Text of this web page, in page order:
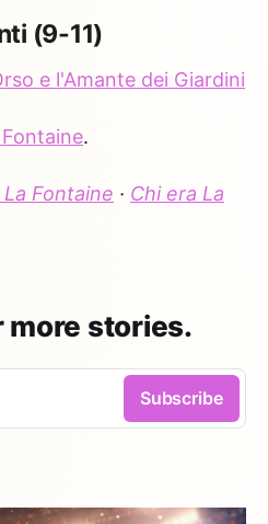
(9-11)
e l'Amante dei Giardini
.
La Fontaine · Chi era La
more stories.
Subscribe